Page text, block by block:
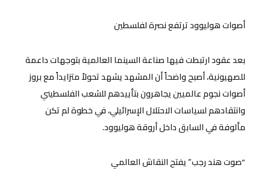
أصوات هوليوود ترتفع نصرة لفلسطين
بعد عقود ارتبطت فيها صناعة السينما العالمية بتوجهات داعمة
للصهيونية، أصبح واضحاً أن المشهد يشهد تحولاً متزايداً مع بروز
أصوات نجوم عالميين يجاهرون بتأييدهم للشعب الفلسطيني
وانتقادهم لسياسات الاحتلال الإسرائيلي، في خطوة لم تكن
مألوفة في السابق داخل أروقة هوليوود.
“صوت هند رجب” يفتح النقاش العالمي